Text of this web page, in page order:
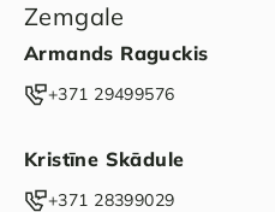
Zemgale
Armands Raguckis
‭+371 29499576‬
Kristīne Skādule
‭+371 28399029‬